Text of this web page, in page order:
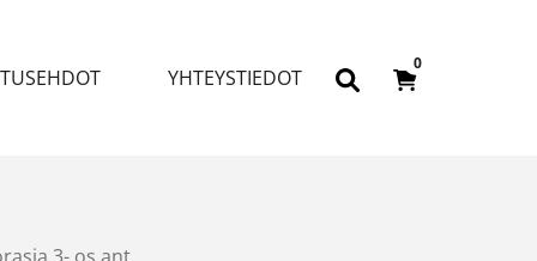
YHTEYSTIEDOT
0